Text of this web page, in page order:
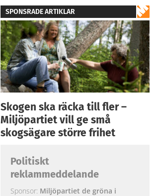
SPONSRADE ARTIKLAR
Skogen ska räcka till fler –
Miljöpartiet vill ge små
skogsägare större frihet
Politiskt
reklammeddelande
Sponsor: Miljöpartiet de gröna i